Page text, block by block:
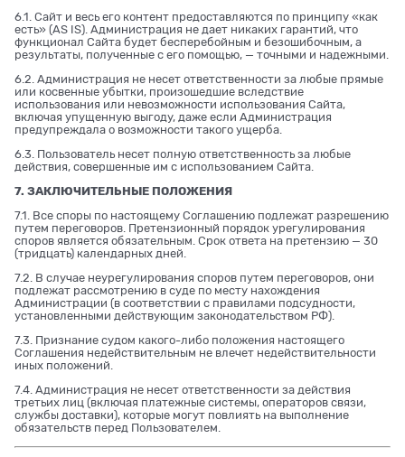
6.1. Сайт и весь его контент предоставляются по принципу «как
есть» (AS IS). Администрация не дает никаких гарантий, что
функционал Сайта будет бесперебойным и безошибочным, а
результаты, полученные с его помощью, — точными и надежными.
6.2. Администрация не несет ответственности за любые прямые
или косвенные убытки, произошедшие вследствие
использования или невозможности использования Сайта,
включая упущенную выгоду, даже если Администрация
предупреждала о возможности такого ущерба.
6.3. Пользователь несет полную ответственность за любые
действия, совершенные им с использованием Сайта.
7. ЗАКЛЮЧИТЕЛЬНЫЕ ПОЛОЖЕНИЯ
7.1. Все споры по настоящему Соглашению подлежат разрешению
путем переговоров. Претензионный порядок урегулирования
споров является обязательным. Срок ответа на претензию — 30
(тридцать) календарных дней.
7.2. В случае неурегулирования споров путем переговоров, они
подлежат рассмотрению в суде по месту нахождения
Администрации (в соответствии с правилами подсудности,
установленными действующим законодательством РФ).
7.3. Признание судом какого-либо положения настоящего
Соглашения недействительным не влечет недействительности
иных положений.
7.4. Администрация не несет ответственности за действия
третьих лиц (включая платежные системы, операторов связи,
службы доставки), которые могут повлиять на выполнение
обязательств перед Пользователем.